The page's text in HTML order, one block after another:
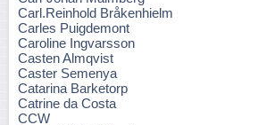
Carl.Reinhold Bråkenhielm
Carles Puigdemont
Caroline Ingvarsson
Casten Almqvist
Caster Semenya
Catarina Barketorp
Catrine da Costa
CCW